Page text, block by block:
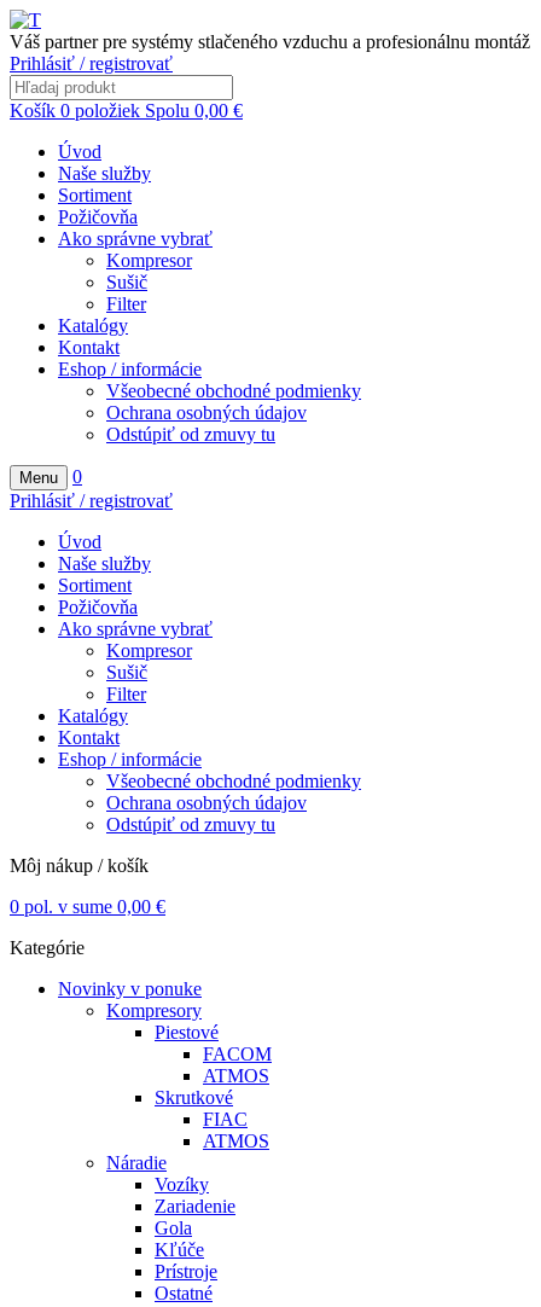
Váš partner pre systémy stlačeného vzduchu a profesionálnu montáž
Prihlásiť / registrovať
Košík 0 položiek Spolu 0,00 €
Úvod
Naše služby
Sortiment
Požičovňa
Ako správne vybrať
Kompresor
Sušič
Filter
Katalógy
Kontakt
Eshop / informácie
Všeobecné obchodné podmienky
Ochrana osobných údajov
Odstúpiť od zmuvy tu
Menu
0
Prihlásiť / registrovať
Úvod
Naše služby
Sortiment
Požičovňa
Ako správne vybrať
Kompresor
Sušič
Filter
Katalógy
Kontakt
Eshop / informácie
Všeobecné obchodné podmienky
Ochrana osobných údajov
Odstúpiť od zmuvy tu
Môj nákup / košík
0 pol. v sume 0,00 €
Kategórie
Novinky v ponuke
Kompresory
Piestové
FACOM
ATMOS
Skrutkové
FIAC
ATMOS
Náradie
Vozíky
Zariadenie
Gola
Kľúče
Prístroje
Ostatné